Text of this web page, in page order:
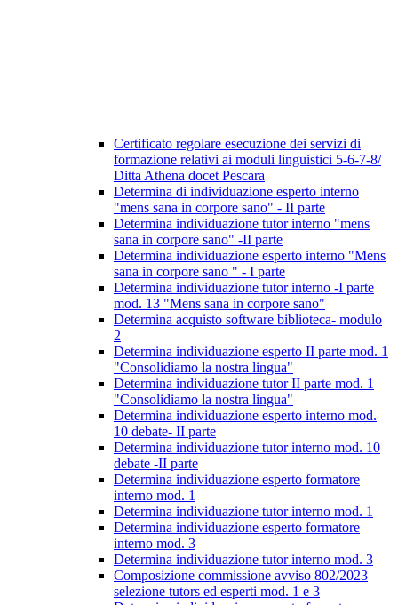
Certificato regolare esecuzione dei servizi di
formazione relativi ai moduli linguistici 5-6-7-8/
Ditta Athena docet Pescara
Determina di individuazione esperto interno
"mens sana in corpore sano" - II parte
Determina individuazione tutor interno "mens
sana in corpore sano" -II parte
Determina individuazione esperto interno "Mens
sana in corpore sano " - I parte
Determina individuazione tutor interno -I parte
mod. 13 "Mens sana in corpore sano"
Determina acquisto software biblioteca- modulo
2
Determina individuazione esperto II parte mod. 1
"Consolidiamo la nostra lingua"
Determina individuazione tutor II parte mod. 1
"Consolidiamo la nostra lingua"
Determina individuazione esperto interno mod.
10 debate- II parte
Determina individuazione tutor interno mod. 10
debate -II parte
Determina individuazione esperto formatore
interno mod. 1
Determina individuazione tutor interno mod. 1
Determina individuazione esperto formatore
interno mod. 3
Determina individuazione tutor interno mod. 3
Composizione commissione avviso 802/2023
selezione tutors ed esperti mod. 1 e 3